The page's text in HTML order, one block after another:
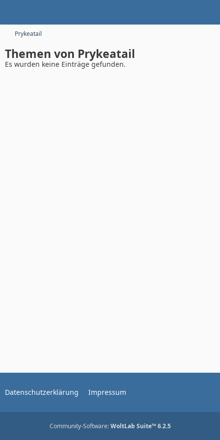
Prykeatail
Themen von Prykeatail
Es wurden keine Einträge gefunden.
Datenschutzerklärung Impressum
Community-Software:WoltLab Suite™ 6.2.5